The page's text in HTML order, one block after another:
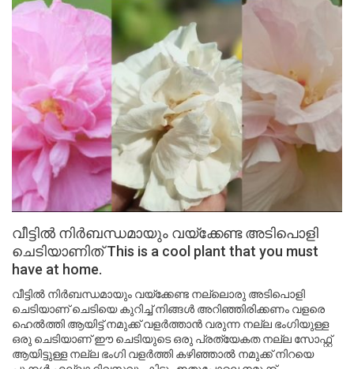
വീട്ടിൽ നിർബന്ധമായും വയ്ക്കേണ്ട അടിപൊളി
ചെടിയാണിത് This is a cool plant that you must
have at home.
വീട്ടിൽ നിർബന്ധമായും വയ്ക്കേണ്ട നല്ലൊരു അടിപൊളി
ചെടിയാണ് ചെടിയെ കുറിച്ച് നിങ്ങൾ അറിഞ്ഞിരിക്കണം വളരെ
ഹെൽത്തി ആയിട്ട് നമുക്ക് വളർത്താൻ വരുന്ന നല്ല ഭംഗിയുള്ള
ഒരു ചെടിയാണ് ഈ ചെടിയുടെ ഒരു പ്രത്യേകത നല്ല സോഫ്റ്റ്
ആയിട്ടുള്ള നല്ല ഭംഗി വളർത്തി കഴിഞ്ഞാൽ നമുക്ക് നിറയെ